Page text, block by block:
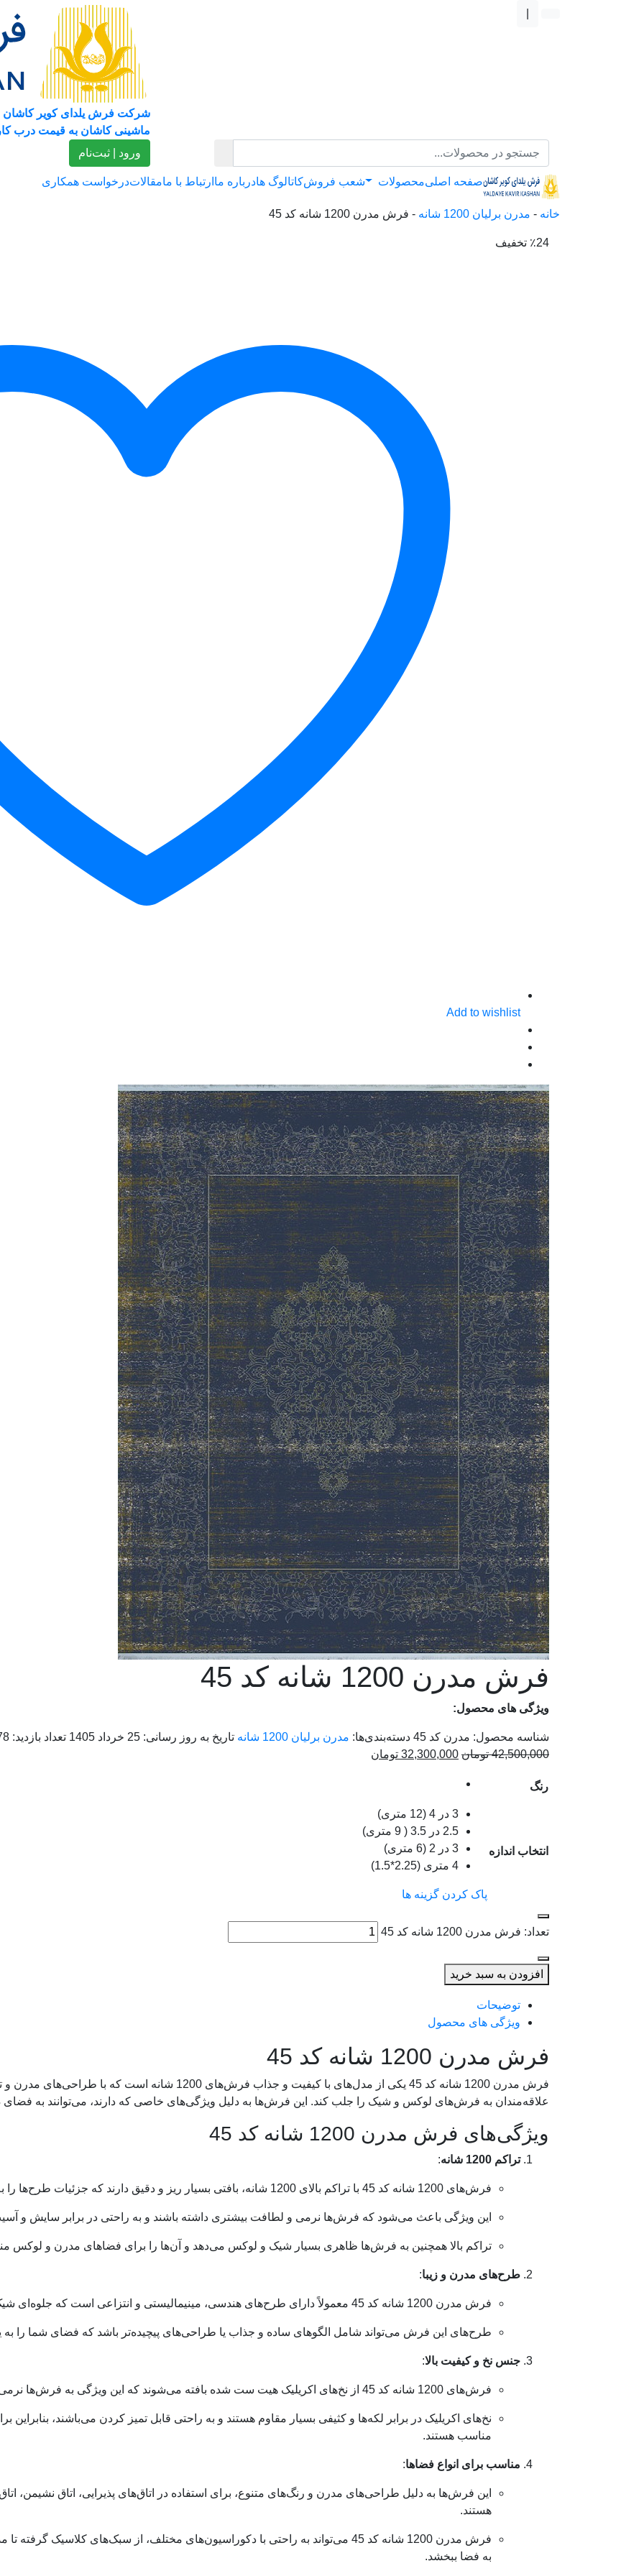
شرکت فرش یلدای کویر
ماشینی کاشان به قیمت درب
ورود | ثبت‌نام
صفحه اصلیمحصولات شعب فروشکاتالوگ هادرباره ما ارتباط با مامقالاتدرخواست همکاری
خانه - مدرن برلیان 1200 شانه - فرش مدرن 1200 شانه کد 45
٪24 تخفیف
Add to wishlist
فرش مدرن 1200 شانه کد 45
ویژگی های محصول:
شناسه محصول: مدرن کد 45 دسته‌بندی‌ها: مدرن برلیان 1200 شانه تاریخ به روز رسانی: 25 خرداد 1405 تعداد بازدید: 278
42,500,000 تومان 32,300,000 تومان
رنگ
انتخاب اندازه
3 در 4 (12 متری)
2.5 در 3.5 ( 9 متری)
3 در 2 (6 متری)
4 متری (2.25*1.5)
پاک کردن گزینه ها
تعداد: فرش مدرن 1200 شانه کد 45
افزودن به سبد خرید
توضیحات
ویژگی های محصول
فرش مدرن 1200 شانه کد 45
فرش مدرن 1200 شانه کد 45 یکی از مدل‌های با کیفیت و جذاب فرش‌های
علاقه‌مندان به فرش‌های لوکس و شیک را جلب کند. این فرش‌ها به دلیل ویژگی‌های خاصی که دارند، می‌توانند به فضای
ویژگی‌های فرش مدرن 1200 شانه کد 45
تراکم 1200 شانه :
فرش‌های 1200 شانه کد 45 با تراکم بالای 1200 شانه، بافتی بسیار ریز و دقیق دارند که جزئیات طرح‌ها را به وضوح نمایش می‌دهد.
این ویژگی باعث می‌شود که فرش‌ها نرمی و لطافت بیشتری داشته باشند و به راحتی در برابر سایش و
تراکم بالا همچنین به فرش‌ها ظاهری بسیار شیک و لوکس می‌دهد و آن‌ها را برای فضاهای مدرن و لوکس
طرح‌های مدرن و زیبا:
فرش مدرن 1200 شانه کد 45 معمولاً دارای طرح‌های هندسی، مینیمالیستی و انتزاعی است که جلوه‌ای شیک و مدرن به فضای شما می‌دهد.
طرح‌های این فرش می‌تواند شامل الگوهای ساده و جذاب یا طراحی‌های پیچیده‌تر باشد که فضای شما را به
جنس نخ و کیفیت بالا:
فرش‌های 1200 شانه کد 45 از نخ‌های اکریلیک هیت ست شده بافته می‌شوند که این ویژگی به فرش‌ها نرمی، لطافت و دوام بالایی می‌دهد.
نخ‌های اکریلیک در برابر لکه‌ها و کثیفی بسیار مقاوم هستند و به راحتی قابل تمیز کردن می‌باشند، بنابراین
مناسب هستند.
مناسب برای انواع فضاها:
این فرش‌ها به دلیل طراحی‌های مدرن و رنگ‌های متنوع، برای استفاده در اتاق‌های پذیرایی، اتاق نشیمن،
هستند.
فرش مدرن 1200 شانه کد 45 می‌تواند به راحتی با دکوراسیون‌های مختلف، از سبک‌های
به فضا ببخشد.